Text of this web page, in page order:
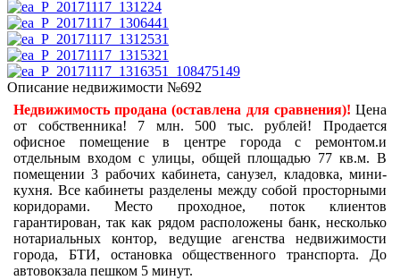
Описание недвижимости №692
Недвижимость продана (оставлена для сравнения)! Цена
от собственника! 7 млн. 500 тыс. рублей! Продается
офисное помещение в центре города с ремонтом.и
отдельным входом с улицы, общей площадью 77 кв.м. В
помещении 3 рабочих кабинета, санузел, кладовка, мини-
кухня. Все кабинеты разделены между собой просторными
коридорами. Место проходное, поток клиентов
гарантирован, так как рядом расположены банк, несколько
нотариальных контор, ведущие агенства недвижимости
города, БТИ, остановка общественного транспорта. До
автовокзала пешком 5 минут.